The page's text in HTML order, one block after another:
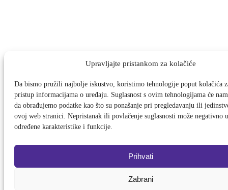
Upravljajte pristankom za kolačiće
Da bismo pružili najbolje iskustvo, koristimo tehnologije poput kolačića
pristup informacijama o uređaju. Suglasnost s ovim tehnologijama će
da obrađujemo podatke kao što su ponašanje pri pregledavanju ili
ovoj web stranici. Nepristanak ili povlačenje suglasnosti može negativno
određene karakteristike i funkcije.
Prihvati
Zabrani